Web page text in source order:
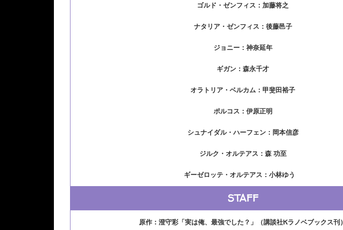
ゴルド・ゼンフィス：加藤将之
ナタリア・ゼンフィス：後藤邑子
ジョニー：神奈延年
ギガン：森永千才
オラトリア・ベルカム：甲斐田裕子
ポルコス：伊原正明
シュナイダル・ハーフェン：岡本信彦
ジルク・オルテアス：森 功至
ギーゼロッテ・オルテアス：小林ゆう
STAFF
原作：澄守彩「実は俺、最強でした？」（講談社Kラノベブックス刊）